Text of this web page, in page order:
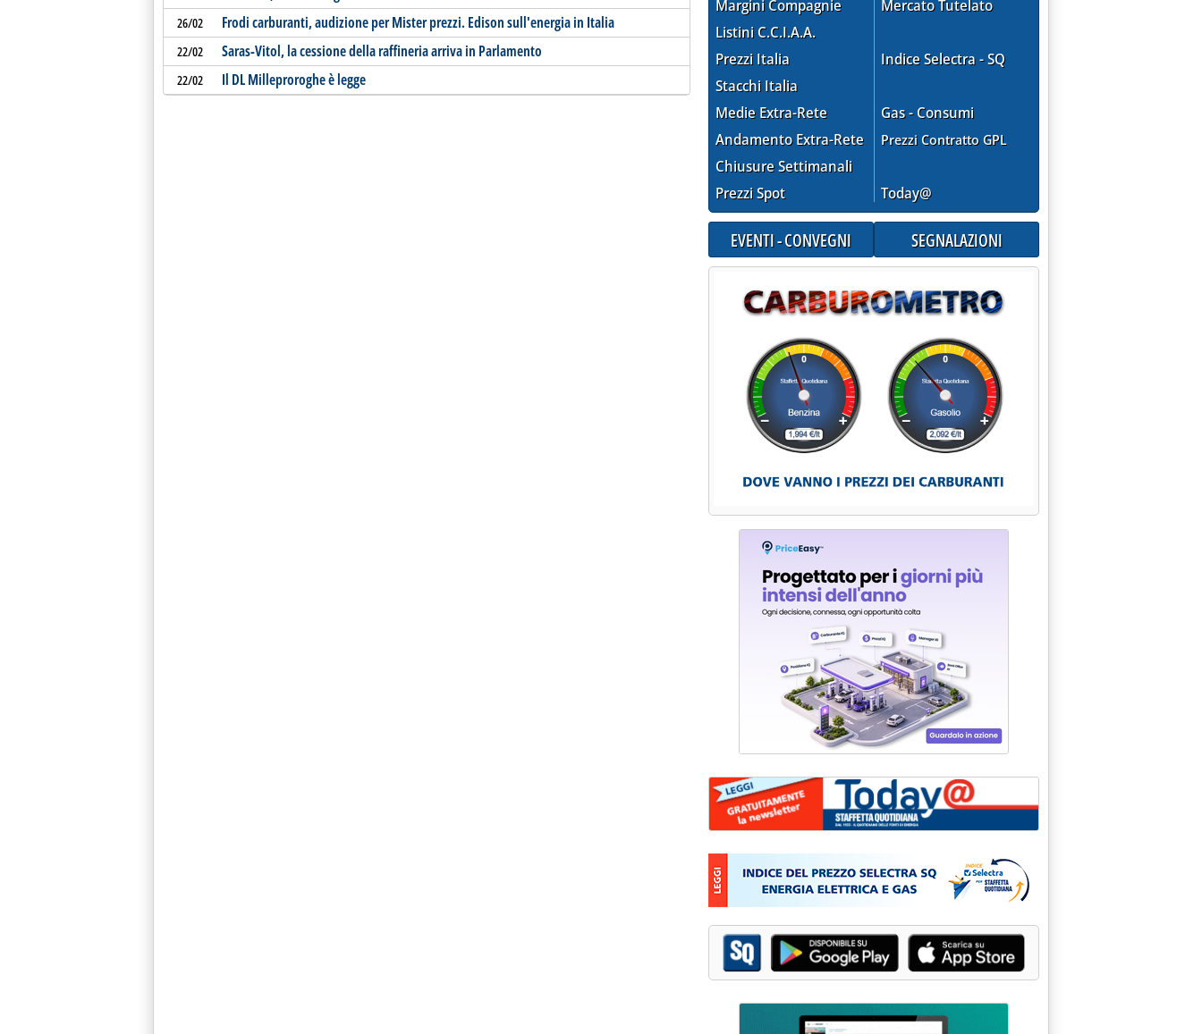
26/02 Frodi carburanti, audizione per Mister prezzi. Edison sull'energia in Italia
22/02 Saras-Vitol, la cessione della raffineria arriva in Parlamento
22/02 Il DL Milleproroghe è legge
Margini Compagnie
Listini C.C.I.A.A.
Prezzi Italia
Stacchi Italia
Medie Extra-Rete
Andamento Extra-Rete
Chiusure Settimanali
Prezzi Spot
Mercato Tutelato
Indice Selectra - SQ
Gas - Consumi
Prezzi Contratto GPL
Today@
EVENTI - CONVEGNI SEGNALAZIONI